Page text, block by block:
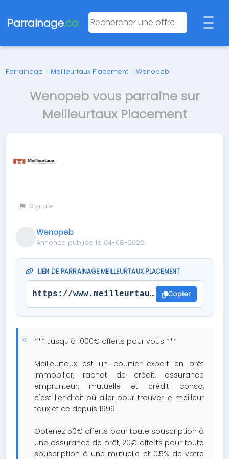
Parrainage.co
Parrainage › Meilleurtaux Placement › Wenopeb
Wenopeb vous parraine sur
Meilleurtaux Placement
Signaler
Wenopeb
Annonce publiée le 04-08-2026
LIEN DE PARRAINAGE MEILLEURTAUX PLACEMENT
https://www.meilleurtaux.com/parrainage/
Copier
*** Jusqu’à 1000€ offerts pour vous ***
Meilleurtaux est un courtier expert en prêt
immobilier, rachat de crédit, assurance
emprunteur, mutuelle et crédit conso,
c'est l'endroit où aller pour trouver le meilleur
taux et ce depuis 1999.
Obtenez 50€ offerts pour toute souscription à
une assurance de prêt, 20€ offerts pour toute
souscription à une mutuelle et 0,5% de votre